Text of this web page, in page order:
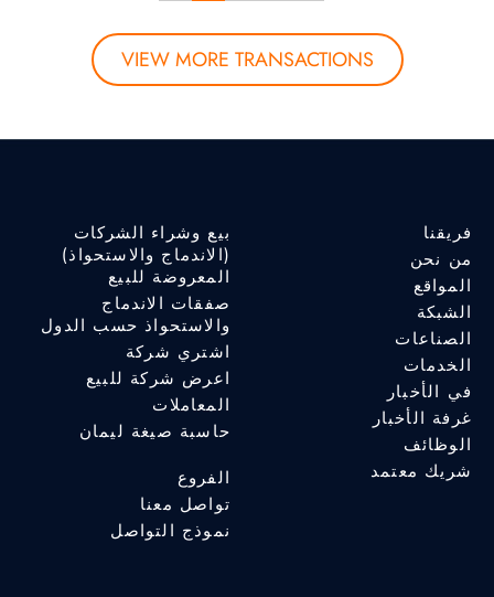
VIEW MORE TRANSACTIONS
فريقنا
من نحن
المواقع
الشبكة
الصناعات
الخدمات
في الأخبار
غرفة الأخبار
الوظائف
شريك معتمد
بيع وشراء الشركات
(الاندماج والاستحواذ)
المعروضة للبيع
صفقات الاندماج
والاستحواذ حسب الدول
اشتري شركة
اعرض شركة للبيع
المعاملات
حاسبة صيغة ليمان
الفروع
تواصل معنا
نموذج التواصل